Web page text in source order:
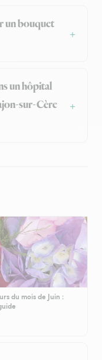
un bouquet
un hôpital
sur-Cère
du mois de Juin :